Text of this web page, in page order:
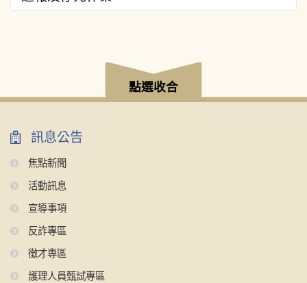
點選收合
訊息公告
焦點新聞
活動訊息
宣導事項
反詐專區
徵才專區
護理人員甄試專區